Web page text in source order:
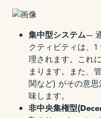
集中型システム—
クティビティは、
理されます。これ
まります。また、
関など) がその意
味します。
非中央集権型